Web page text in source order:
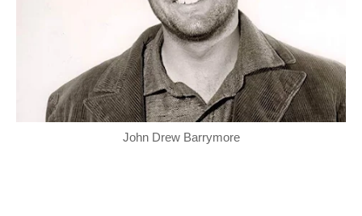
John Drew Barrymore